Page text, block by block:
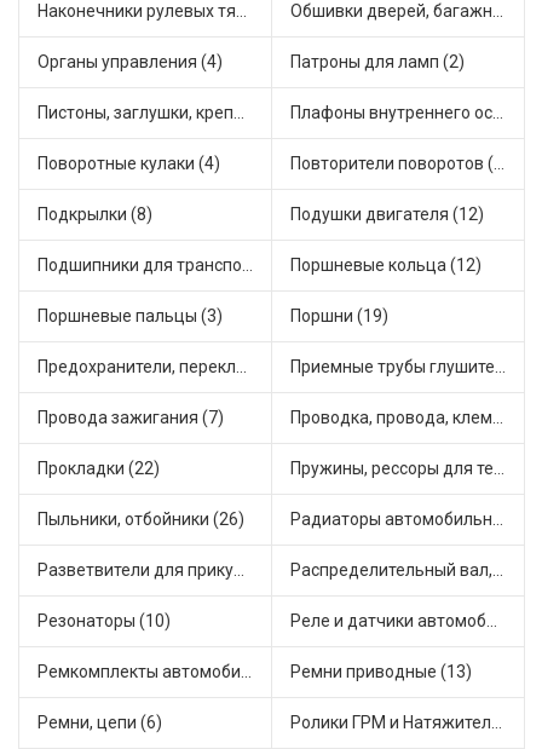
Наконечники рулевых тяг (7) Обшивки дверей, багажника, потолков, накладки салона (1)
Органы управления (4) Патроны для ламп (2)
Пистоны, заглушки, крепежные элементы (4) Плафоны внутреннего освещения (2)
Поворотные кулаки (4) Повторители поворотов (2)
Подкрылки (8) Подушки двигателя (12)
Подшипники для транспорта (7) Поршневые кольца (12)
Поршневые пальцы (3) Поршни (19)
Предохранители, переключатели, кнопки автомобильные (27) Приемные трубы глушителя (15)
Провода зажигания (7) Проводка, провода, клеммы и разъемы (6)
Прокладки (22) Пружины, рессоры для техники (11)
Пыльники, отбойники (26) Радиаторы автомобильные (13)
Разветвители для прикуривателя (6) Распределительный вал, шестерни распределительного (2)
Резонаторы (10) Реле и датчики автомобильные (75)
Ремкомплекты автомобильные (16) Ремни приводные (13)
Ремни, цепи (6) Ролики ГРМ и Натяжители (2)